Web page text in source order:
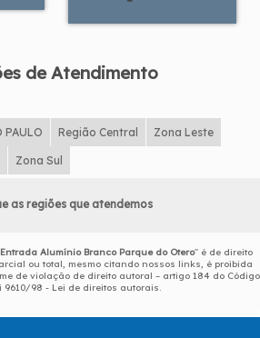
de Atendimento
PAULO Região Central Zona Leste
Zona Sul
as regiões que atendemos
Alumínio Branco Parque do Otero" é de direito
ou total, mesmo citando nossos links, é proibida
de violação de direito autoral – artigo 184 do Código
9610/98 - Lei de direitos autorais.